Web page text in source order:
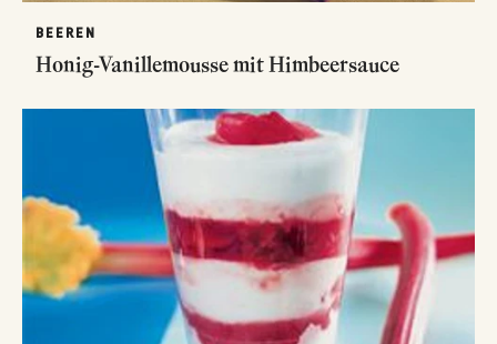
BEEREN
Honig-Vanillemousse mit Himbeersauce